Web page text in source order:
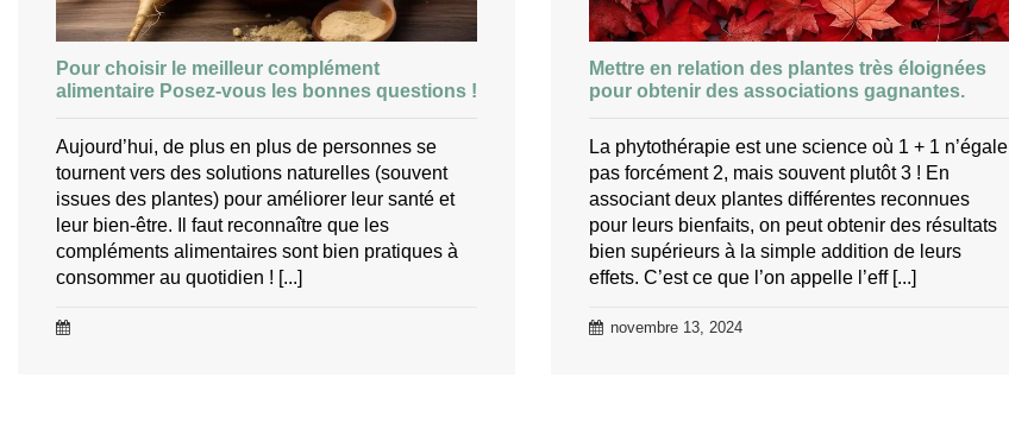
Pour choisir le meilleur complément
alimentaire Posez-vous les bonnes questions !
Aujourd’hui, de plus en plus de personnes se
tournent vers des solutions naturelles (souvent
issues des plantes) pour améliorer leur santé et
leur bien-être. Il faut reconnaître que les
compléments alimentaires sont bien pratiques à
consommer au quotidien ! [...]
Mettre en relation des plantes très éloignées
pour obtenir des associations gagnantes.
La phytothérapie est une science où 1 + 1 n’égale
pas forcément 2, mais souvent plutôt 3 ! En
associant deux plantes différentes reconnues
pour leurs bienfaits, on peut obtenir des résultats
bien supérieurs à la simple addition de leurs
effets. C’est ce que l’on appelle l’eff [...]
novembre 13, 2024